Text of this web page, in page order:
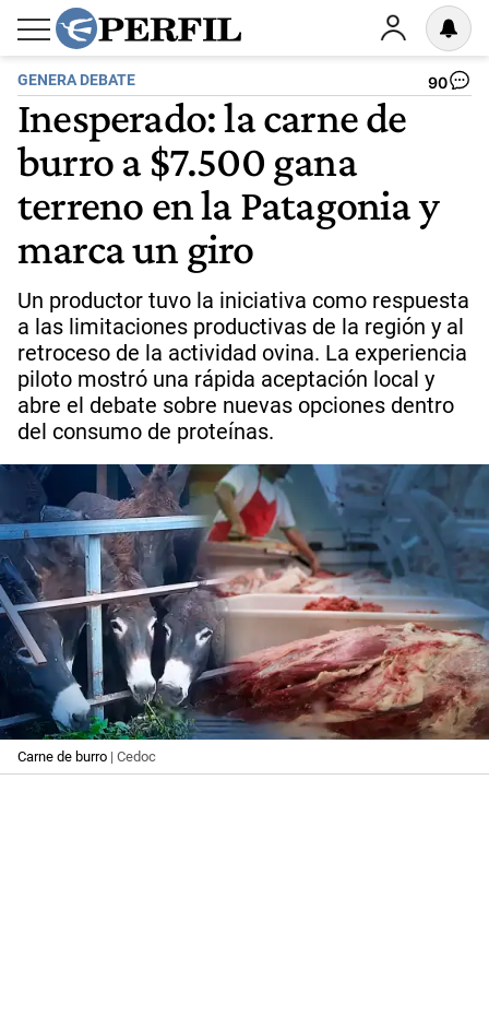
GENERA DEBATE 90
Inesperado: la carne de
burro a $7.500 gana
terreno en la Patagonia y
marca un giro
Un productor tuvo la iniciativa como respuesta
a las limitaciones productivas de la región y al
retroceso de la actividad ovina. La experiencia
piloto mostró una rápida aceptación local y
abre el debate sobre nuevas opciones dentro
del consumo de proteínas.
Carne de burro | Cedoc